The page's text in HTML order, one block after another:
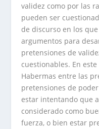
validez como por las
pueden ser
de discurso en los
argumentos para
pretensiones de
cuestionables. En
Habermas entre las
pretensiones de
estar intentando que
considerado como
fuerza, o bien estar